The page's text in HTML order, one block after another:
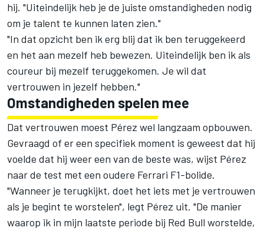
hij. "Uiteindelijk heb je de juiste omstandigheden nodig
om je talent te kunnen laten zien."
"In dat opzicht ben ik erg blij dat ik ben teruggekeerd
en het aan mezelf heb bewezen. Uiteindelijk ben ik als
coureur bij mezelf teruggekomen. Je wil dat
vertrouwen in jezelf hebben."
Omstandigheden spelen mee
Dat vertrouwen moest Pérez wel langzaam opbouwen.
Gevraagd of er een specifiek moment is geweest dat hij
voelde dat hij weer een van de beste was, wijst Pérez
naar de test met een oudere Ferrari F1-bolide.
"Wanneer je terugkijkt, doet het iets met je vertrouwen
als je begint te worstelen", legt Pérez uit. "De manier
waarop ik in mijn laatste periode bij Red Bull worstelde,